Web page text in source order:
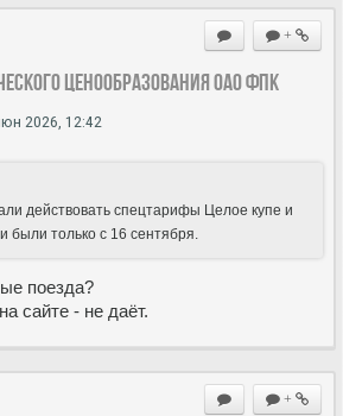
+
ценообразования ОАО ФПК
2026, 12:42
действовать спецтарифы Целое купе и
были только с 16 сентября.
поезда?
сайте - не даёт.
+